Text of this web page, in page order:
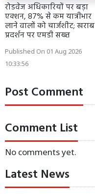
रोडवेज अधिकारियों पर बड़ा
एक्शन, 87% से कम यात्रीभार
लाने वालों को चार्जशीट; खराब
प्रदर्शन पर एमडी सख्त
Published On 01 Aug 2026
10:33:56
Post Comment
Comment List
No comments yet.
Latest News